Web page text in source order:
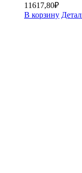
11617,80₽
В корзину